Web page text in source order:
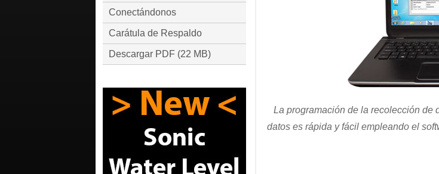
La programación de la recolección de
datos es rápida y fácil empleando el
Conectándonos
Carátula de Respaldo
Descargar PDF (22 MB)